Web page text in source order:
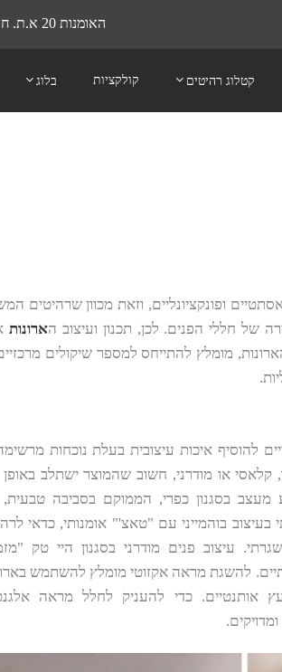
האומנות 20 א.ת. חדש נתניה
קטלוג רהיטים קולקציות בלוג
ופונקציונליים, וזאת מכוון שרהיטים
של חללי הפנים. לכן, תכנון ועיצוב הארונות
מומלץ להתייחס למספר שיקולים
להוסיף איכות עיצובית בעלת נוכחות
קלאסי או מודרני, חשוב שהמוצר ישתלב
בסגנון כפרי, הממוקם בסביבה
בעיצוב בוהמייני עם "טאצ'" אומנותי, כדאי
עיצוב פנים מודרני בסגנון היי טק
להשגת מראה אקזוטי מומלץ להשתמש
עץ אותנטיים. כדי להעניק לחלל מראה